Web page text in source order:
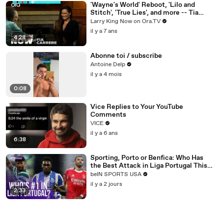
4:28
'Wayne's World' Reboot, 'Lilo and
Stitch', 'True Lies', and more -- Tia
Carrere answers your social media
questions
Larry King Now on Ora.TV
il y a 7 ans
0:08
Abonne toi / subscribe
Antoine Delp
il y a 4 mois
6:38
Vice Replies to Your YouTube
Comments
VICE
il y a 6 ans
2:33
Sporting, Porto or Benfica: Who Has
the Best Attack in Liga Portugal This
Season? | beIN SPORTS USA
beIN SPORTS USA
il y a 2 jours